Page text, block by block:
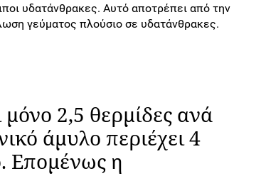
υδατάνθρακες. Αυτό αποτρέπει από την
γεύματος πλούσιο σε υδατάνθρακες.
2,5 θερμίδες ανά
άμυλο περιέχει 4
Επομένως η